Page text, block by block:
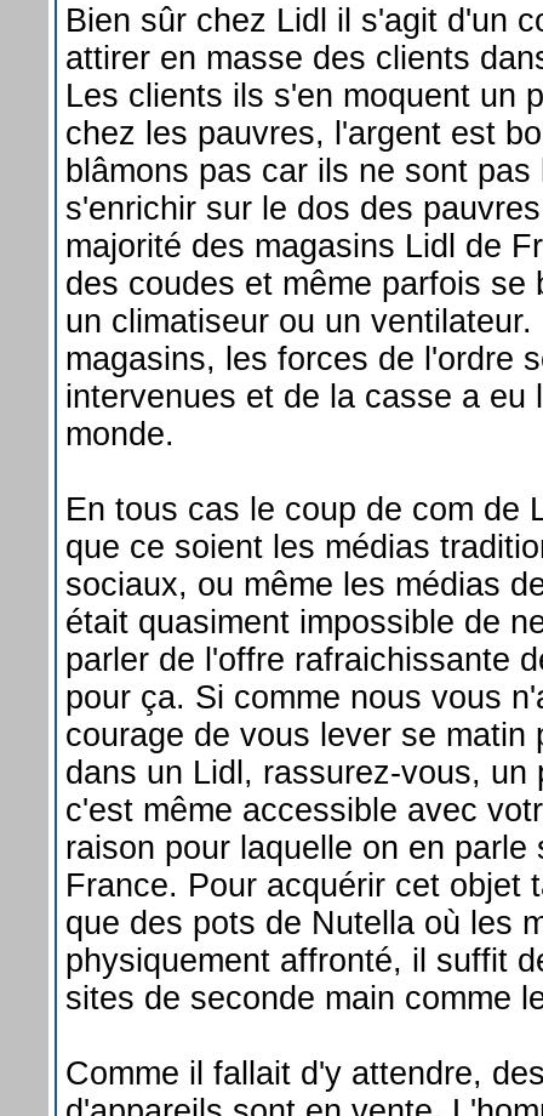
Bien sûr chez Lidl il s'agit d'un
attirer en masse des clients
Les clients ils s'en moquent un
chez les pauvres, l'argent est
blâmons pas car ils ne sont
s'enrichir sur le dos des
majorité des magasins Lidl de
des coudes et même parfois se
un climatiseur ou un
magasins, les forces de l'ordre
intervenues et de la casse a eu
monde.
En tous cas le coup de com de
que ce soient les médias
sociaux, ou même les médias
était quasiment impossible de
parler de l'offre rafraichissante
pour ça. Si comme nous vous
courage de vous lever se matin
dans un Lidl, rassurez-vous, un
c'est même accessible avec
raison pour laquelle on en parle
France. Pour acquérir cet objet
que des pots de Nutella où les
physiquement affronté, il suffit
sites de seconde main comme
Comme il fallait d'y attendre,